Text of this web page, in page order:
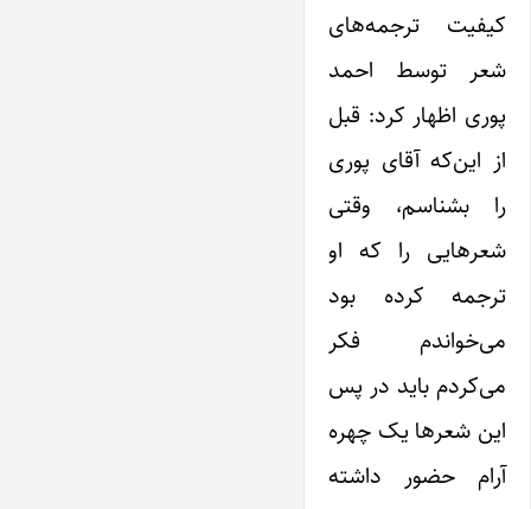
کیفیت ترجمه‌های
شعر توسط احمد
پوری اظهار کرد: قبل
از این‌که آقای پوری
را بشناسم، وقتی
شعرهایی را که او
ترجمه کرده بود
می‌خواندم فکر
می‌کردم باید در پس
این شعرها یک چهره
آرام حضور داشته